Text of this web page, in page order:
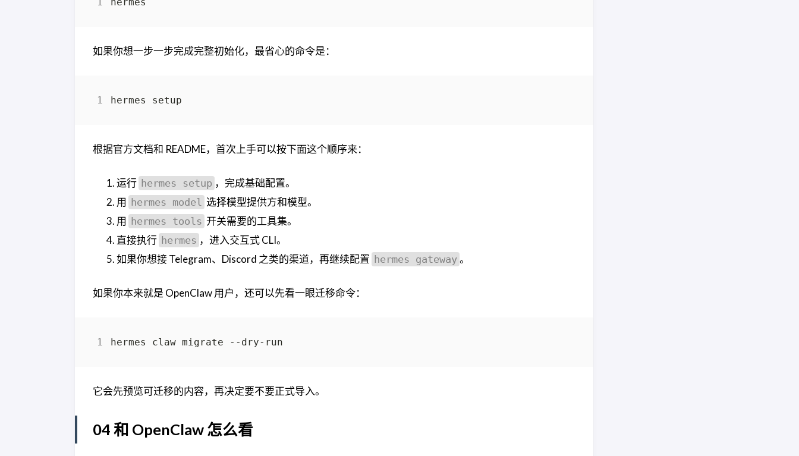
如果你想一步一步完成完整初始化，最省心的命令是：
根据官方文档和 README，首次上手可以按下面这个顺序来：
运行 hermes setup ，完成基础配置。
用 hermes model 选择模型提供方和模型。
用 hermes tools 开关需要的工具集。
直接执行 hermes ，进入交互式 CLI。
如果你想接 Telegram、Discord 之类的渠道，再继续配置 hermes gateway 。
如果你本来就是 OpenClaw 用户，还可以先看一眼迁移命令：
它会先预览可迁移的内容，再决定要不要正式导入。
04 和 OpenClaw 怎么看